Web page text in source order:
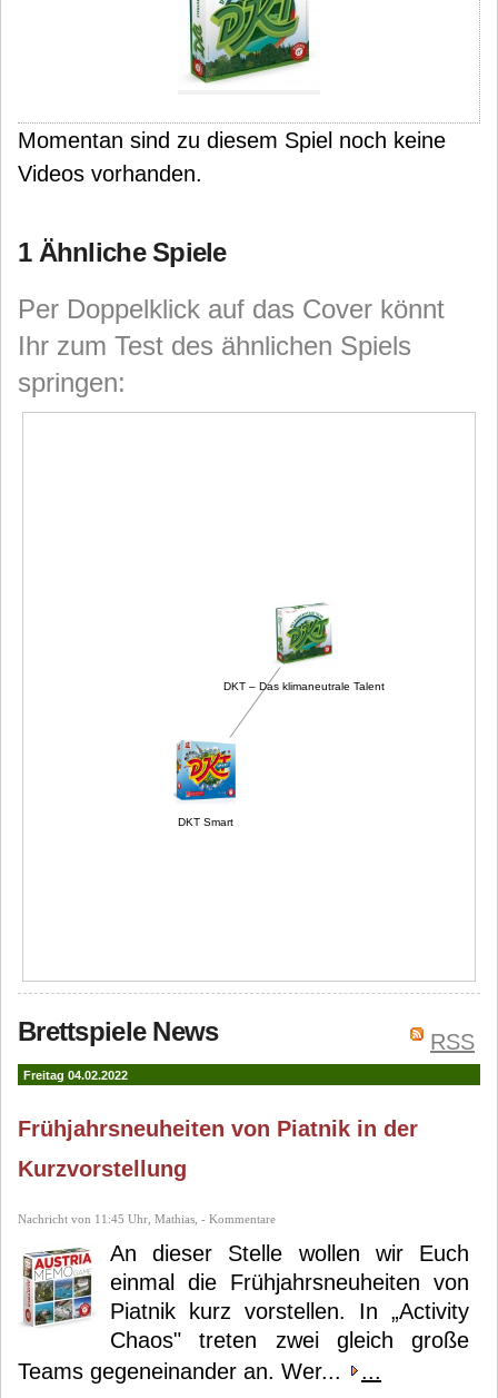
Momentan sind zu diesem Spiel noch keine
Videos vorhanden.
1 Ähnliche Spiele
Per Doppelklick auf das Cover könnt
Ihr zum Test des ähnlichen Spiels
springen:
DKT Smart
DKT – Das klimaneutrale Talent
RSS
Brettspiele News
Freitag 04.02.2022
Frühjahrsneuheiten von Piatnik in der
Kurzvorstellung
Nachricht von 11:45 Uhr, Mathias, - Kommentare
An dieser Stelle wollen wir Euch
einmal die Frühjahrsneuheiten von
Piatnik kurz vorstellen. In „Activity
Chaos" treten zwei gleich große
Teams gegeneinander an. Wer...
...